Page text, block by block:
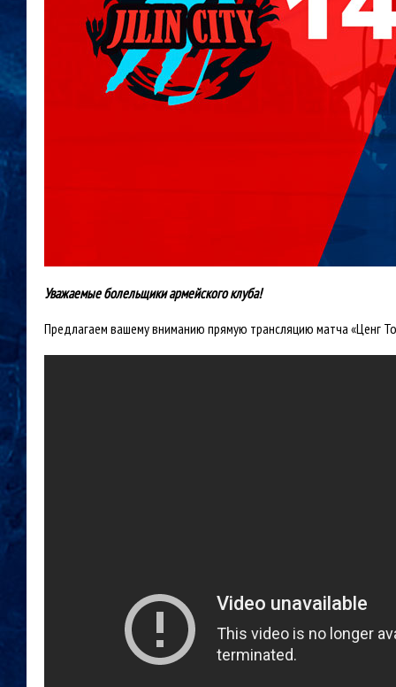
Уважаемые болельщики армейского клуба!
Предлагаем вашему вниманию прямую трансляцию матча «Ценг